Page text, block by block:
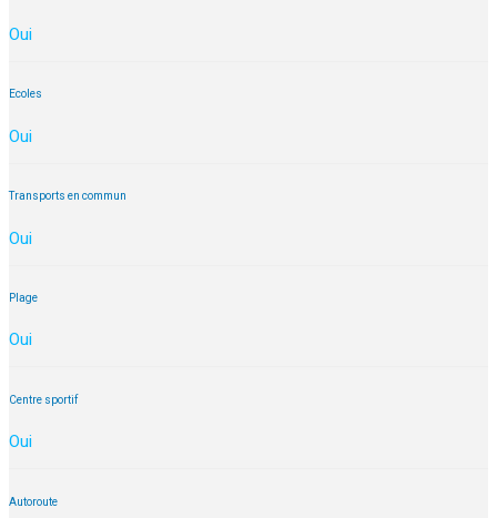
Oui
Ecoles
Oui
Transports en commun
Oui
Plage
Oui
Centre sportif
Oui
Autoroute